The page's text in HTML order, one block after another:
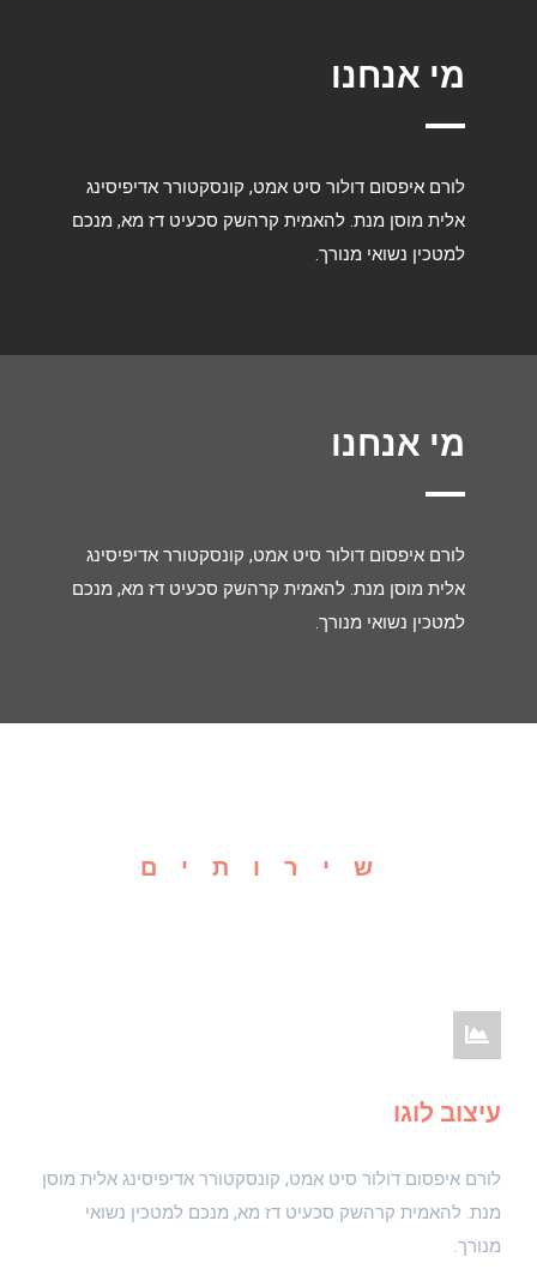
מי אנחנו
לורם איפסום דולור סיט אמט, קונסקטורר אדיפיסינג
אלית מוסן מנת. להאמית קרהשק סכעיט דז מא, מנכם
למטכין נשואי מנורך.
מי אנחנו
לורם איפסום דולור סיט אמט, קונסקטורר אדיפיסינג
אלית מוסן מנת. להאמית קרהשק סכעיט דז מא, מנכם
למטכין נשואי מנורך.
שירותים
עיצוב לוגו
לורם איפסום דולור סיט אמט, קונסקטורר אדיפיסינג אלית מוסן
מנת. להאמית קרהשק סכעיט דז מא, מנכם למטכין נשואי
מנורך.